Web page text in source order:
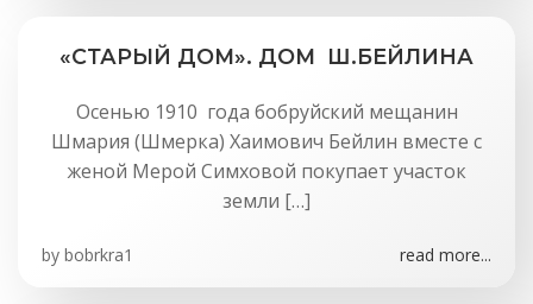
«СТАРЫЙ ДОМ». ДОМ Ш.БЕЙЛИНА
Осенью 1910 года бобруйский мещанин
Шмария (Шмерка) Хаимович Бейлин вместе с
женой Мерой Симховой покупает участок
земли […]
by bobrkra1 read more...